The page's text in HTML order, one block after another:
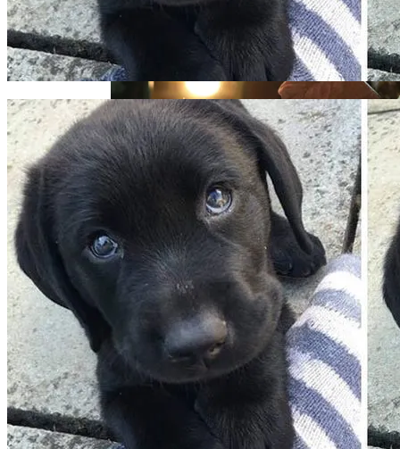
«Морковное» ДТП На Трассе Одесса-
Николаев: Столкнулись Два Грузовика
Масштабный Пожар В Киевской
Многоэтажке: Пострадавший Попал В
Реанимацию
«Веном 3» Получил Зловещее
Название И Ускоренную Премьеру